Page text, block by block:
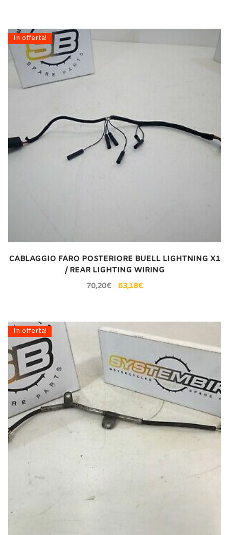
In offerta!
CABLAGGIO FARO POSTERIORE BUELL LIGHTNING X1
/ REAR LIGHTING WIRING
70,20€ 63,18€
In offerta!